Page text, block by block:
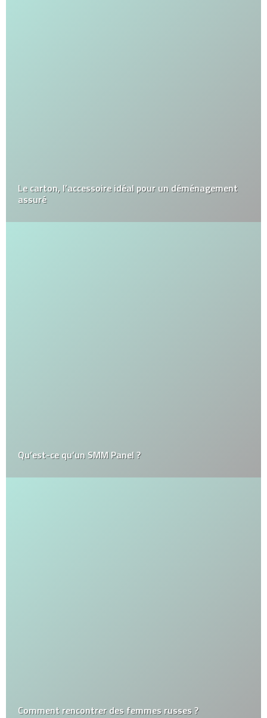
Le carton, l’accessoire idéal pour un déménagement
assuré
Qu’est-ce qu’un SMM Panel ?
Comment rencontrer des femmes russes ?